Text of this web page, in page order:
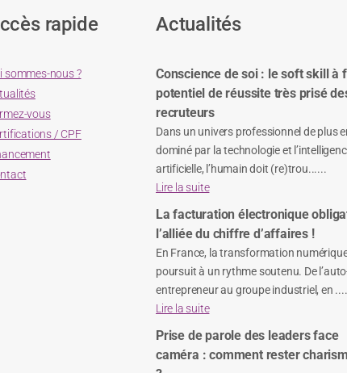
rapide
sommes-nous ?
vous
/ CPF
Actualités
Conscience de soi : le soft skill à
potentiel de réussite très prisé
recruteurs
Dans un univers professionnel de plus
dominé par la technologie et
artificielle, l’humain doit (re)trou......
Lire la suite
La facturation électronique
l’alliée du chiffre d’affaires !
En France, la transformation
poursuit à un rythme soutenu. De
entrepreneur au groupe industriel, en
Lire la suite
Prise de parole des leaders face
caméra : comment rester